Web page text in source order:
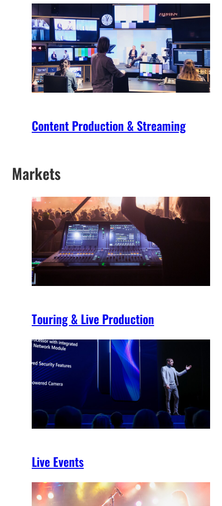
Content Production & Streaming
Markets
Touring & Live Production
Live Events